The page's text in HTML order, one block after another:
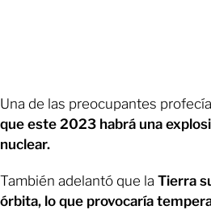
Una de las preocupantes
que este 2023 habrá una
nuclear.
También adelantó que la Tierra
órbita, lo que provocaría